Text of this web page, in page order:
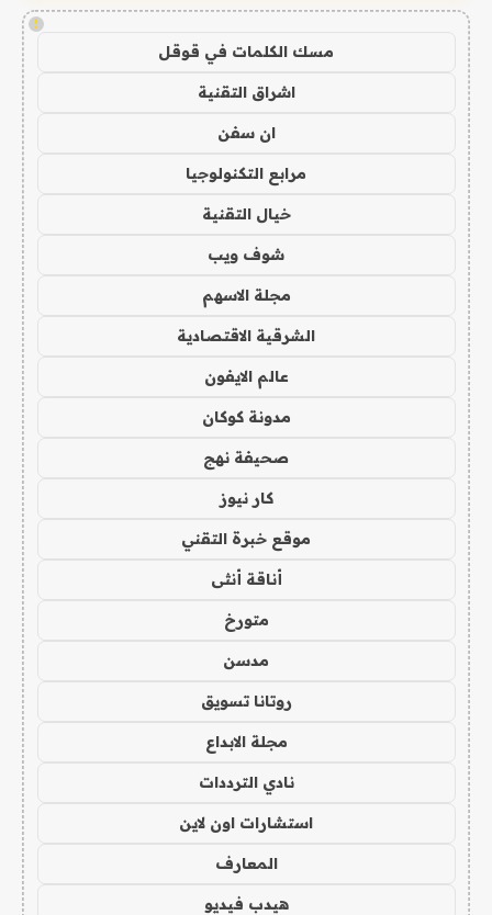
!
مسك الكلمات في قوقل
اشراق التقنية
ان سفن
مرابع التكنولوجيا
خيال التقنية
شوف ويب
مجلة الاسهم
الشرقية الاقتصادية
عالم الايفون
مدونة كوكان
صحيفة نهج
كار نيوز
موقع خبرة التقني
أناقة أنثى
متورخ
مدسن
روتانا تسويق
مجلة الابداع
نادي الترددات
استشارات اون لاين
المعارف
هيدب فيديو